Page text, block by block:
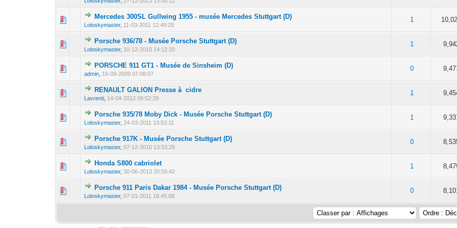
Mercedes 300SL Gullwing 1955 - musée Mercedes Stuttgart (D)
Loloskymaster, 11-03-2011 12:49:29
1
0 Votes - 0 sur 5 en moyenne
12345
Porsche 936/78 - Musée Porsche Stuttgart (D)
Loloskymaster, 10-12-2010 14:12:20
1
0 Votes - 0 sur 5 en moyenne
1234
PORSCHE 911 GT1 - Musée de Sinsheim (D)
admin 16-09-2009 07:08:07
0
0 Votes - 0 sur 5 en moyenne
123
RENAULT GALION Presse à cidre
Lavrenti 14-04-2012 09:52:29
1
0 Votes - 0 sur 5 en moyenne
Porsche 935/78 Moby Dick - Musée Porsche Stuttgart (D)
Loloskymaster,24-03-2011 13:53:11
1
0 Votes - 0 sur 5 en moyenne
123 45
Porsche 917K - Musée Porsche Stuttgart (D)
Loloskymaster,07-12-2010 13:53:29
0
0 Votes - 0 sur 5 en moyenne
123
Honda S800 cabriolet
Loloskymaster,30-06-2013 20:55:42
1
Porsche 911 Paris Dakar 1984 - Musée Porsche Stuttgart (D)
Loloskymaster,07-01-2011 16:45:08
0
0 Votes - 0 sur 5 en moyenne
12345